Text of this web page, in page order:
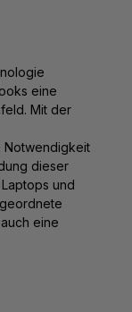
eine
Mit der
Notwendigkeit
dieser
und
eine